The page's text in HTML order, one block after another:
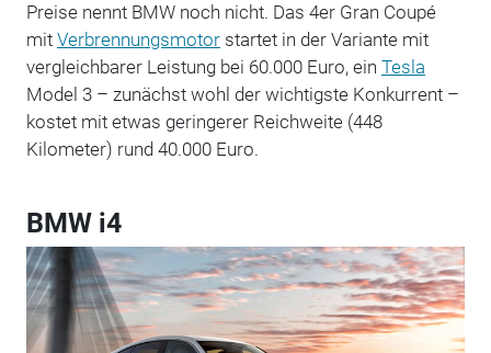
Preise nennt BMW noch nicht. Das 4er Gran Coupé
mit Verbrennungsmotorstartet in der Variante mit
vergleichbarer Leistung bei 60.000 Euro, ein Tesla
Model 3 – zunächst wohl der wichtigste Konkurrent –
kostet mit etwas geringerer Reichweite (448
Kilometer) rund 40.000 Euro.
BMW i4